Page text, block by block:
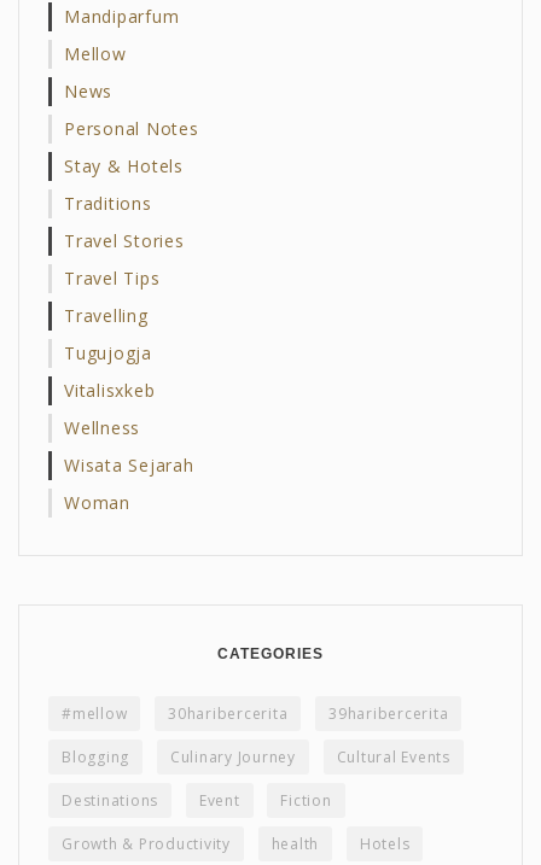
Mandiparfum
Mellow
News
Personal Notes
Stay & Hotels
Traditions
Travel Stories
Travel Tips
Travelling
Tugujogja
Vitalisxkeb
Wellness
Wisata Sejarah
Woman
CATEGORIES
#mellow 30haribercerita 39haribercerita
Blogging Culinary Journey Cultural Events
Destinations Event Fiction
Growth & Productivity health Hotels